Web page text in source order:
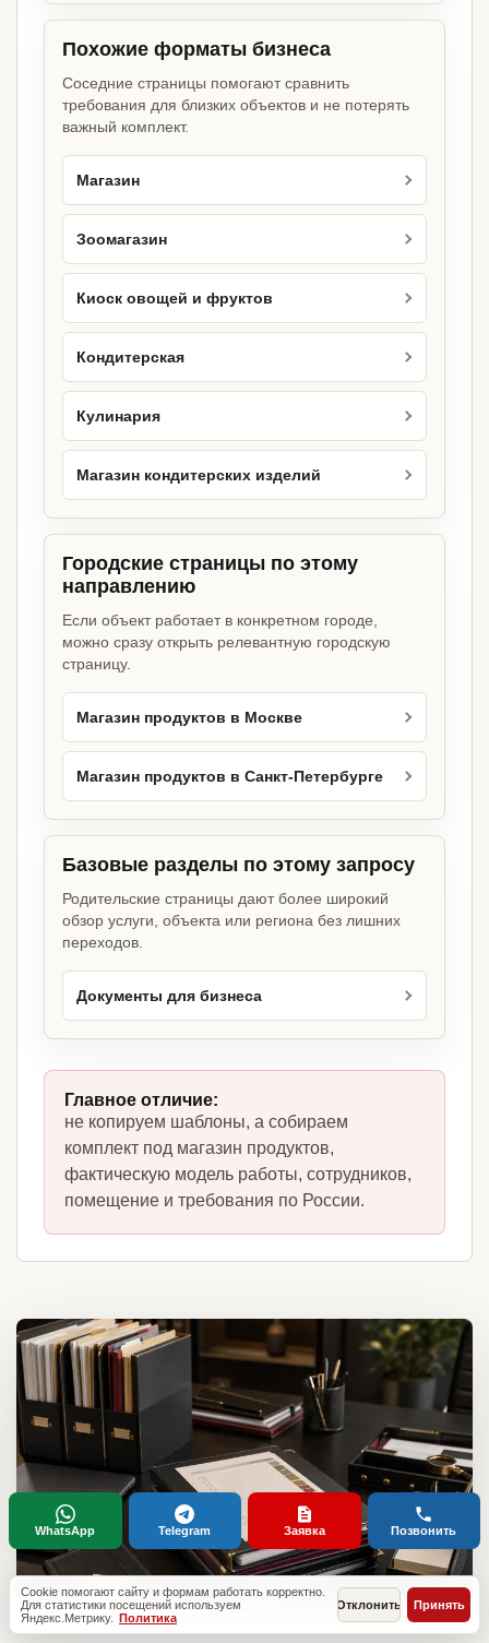
Похожие форматы бизнеса
Соседние страницы помогают сравнить
требования для близких объектов и не потерять
важный комплект.
Магазин
Зоомагазин
Киоск овощей и фруктов
Кондитерская
Кулинария
Магазин кондитерских изделий
Городские страницы по этому
направлению
Если объект работает в конкретном городе,
можно сразу открыть релевантную городскую
страницу.
Магазин продуктов в Москве
Магазин продуктов в Санкт-Петербурге
Базовые разделы по этому запросу
Родительские страницы дают более широкий
обзор услуги, объекта или региона без лишних
переходов.
Документы для бизнеса
Главное отличие:
не копируем шаблоны, а собираем
комплект под магазин продуктов,
фактическую модель работы, сотрудников,
помещение и требования по России.
Cookie помогают сайту и формам работать корректно.
Для статистики посещений используем
Яндекс.Метрику. Политика
Отклонить Принять
WhatsApp Telegram Заявка Позвонить